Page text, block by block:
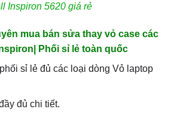
Inspiron 5620 giá rẻ
mua bán sửa thay vỏ case các
Phối sỉ lẻ toàn quốc
sỉ lẻ đủ các loại dòng Vỏ laptop
đủ chi tiết.